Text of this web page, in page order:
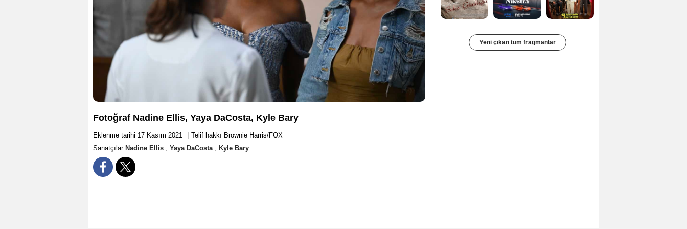
Fotoğraf Nadine Ellis, Yaya DaCosta, Kyle Bary
Eklenme tarihi 17 Kasım 2021
Telif hakkı Brownie Harris/FOX
Sanatçılar Nadine Ellis , Yaya DaCosta , Kyle Bary
Yeni çıkan tüm fragmanlar